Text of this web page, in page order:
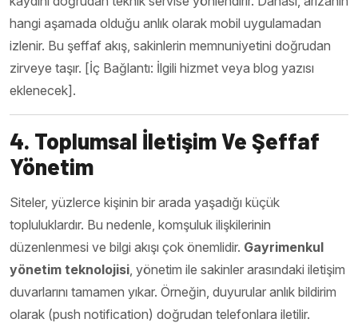
hangi aşamada olduğu anlık olarak mobil uygulamadan
izlenir. Bu şeffaf akış, sakinlerin memnuniyetini doğrudan
zirveye taşır. [İç Bağlantı: İlgili hizmet veya blog yazısı
eklenecek].
4. Toplumsal İletişim Ve Şeffaf
Yönetim
Siteler, yüzlerce kişinin bir arada yaşadığı küçük
topluluklardır. Bu nedenle, komşuluk ilişkilerinin
düzenlenmesi ve bilgi akışı çok önemlidir. Gayrimenkul
yönetim teknolojisi , yönetim ile sakinler arasındaki iletişim
duvarlarını tamamen yıkar. Örneğin, duyurular anlık bildirim
olarak (push notification) doğrudan telefonlara iletilir.